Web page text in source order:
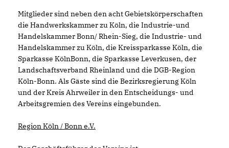
Mitglieder sind neben den acht Gebietskörperschaften
die Handwerkskammer zu Köln, die Industrie-und
Handelskammer Bonn/ Rhein-Sieg, die Industrie- und
Handelskammer zu Köln, die Kreissparkasse Köln, die
Sparkasse KölnBonn, die Sparkasse Leverkusen, der
Landschaftsverband Rheinland und die DGB-Region
Köln-Bonn. Als Gäste sind die Bezirksregierung Köln
und der Kreis Ahrweiler in den Entscheidungs- und
Arbeitsgremien des Vereins eingebunden.
Region Köln / Bonn e.V.